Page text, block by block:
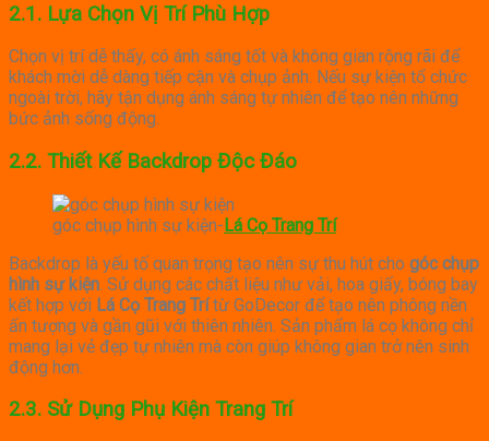
2.1. Lựa Chọn Vị Trí Phù Hợp
Chọn vị trí dễ thấy, có ánh sáng tốt và không gian rộng rãi để
khách mời dễ dàng tiếp cận và chụp ảnh. Nếu sự kiện tổ chức
ngoài trời, hãy tận dụng ánh sáng tự nhiên để tạo nên những
bức ảnh sống động.
2.2. Thiết Kế Backdrop Độc Đáo
góc chụp hình sự kiện-Lá Cọ Trang Trí
Backdrop là yếu tố quan trọng tạo nên sự thu hút cho góc chụp
hình sự kiện Sử dụng các chất liệu như vải, hoa giấy, bóng bay
kết hợp với Lá Cọ Trang Trítừ GoDecor để tạo nên phông nền
ấn tượng và gần gũi với thiên nhiên. Sản phẩm lá cọ không chỉ
mang lại vẻ đẹp tự nhiên mà còn giúp không gian trở nên sinh
động hơn.
2.3. Sử Dụng Phụ Kiện Trang Trí